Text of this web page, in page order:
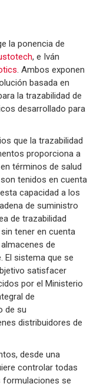
la ponencia de
, e Iván
. Ambos exponen
basada en
la trazabilidad de
desarrollado para
que la trazabilidad
proporciona a
términos de salud
tenidos en cuenta
capacidad a los
de suministro
de trazabilidad
tener en cuenta
de
El sistema que se
satisfacer
por el Ministerio
de
de su
distribuidores de
desde una
controlar todas
formulaciones se